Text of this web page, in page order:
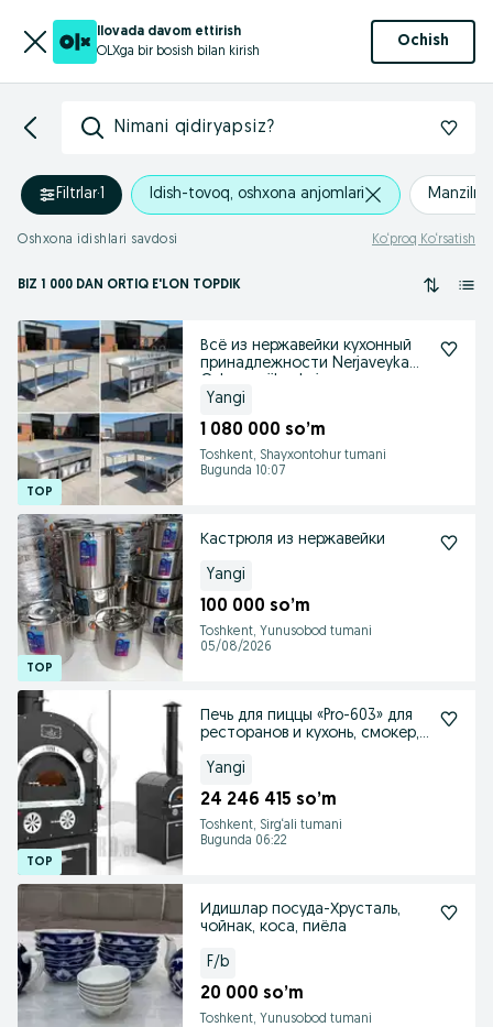
Ilovada davom ettirish
OLXga bir bosish bilan kirish
Ochish
Nimani qidiryapsiz?
Filtrlar·1 Idish-tovoq, oshxona anjomlari Manzilni
Oshxona idishlari savdosi Ko‘proq Ko‘rsatish
BIZ 1 000 DAN ORTIQ E'LON TOPDIK
Всё из нержавейки кухонный
принадлежности Nerjaveyka
Yangi
1 080 000 so’m
Toshkent, Shayxontohur tumani
Bugunda 10:07
Кастрюля из нержавейки
Yangi
100 000 so’m
Toshkent, Yunusobod tumani
05/08/2026
Печь для пиццы «Pro-603» для
ресторанов и кухонь, смокер,
Yangi
24 246 415 so’m
Toshkent, Sirg‘ali tumani
Bugunda 06:22
Идишлар посуда-Хрусталь,
чойнак, коса, пиёла
F/b
20 000 so’m
Toshkent, Yunusobod tumani